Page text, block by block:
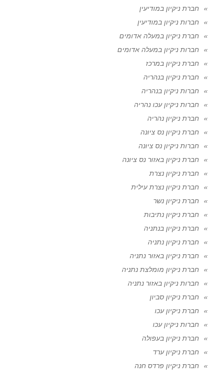
חברת ניקיון במודיעין
חברות ניקיון במודיעין
חברת ניקיון במעלה אדומים
חברות ניקיון במעלה אדומים
חברת ניקיון במרכז
חברת ניקיון בנהריה
חברות ניקיון בנהריה
חברות ניקיון עכו נהריה
חברת ניקיון נהריה
חברת ניקיון נס ציונה
חברות ניקיון נס ציונה
חברת ניקיון באזור נס ציונה
חברת ניקיון נצרת
חברת ניקיון נצרת עילית
חברת ניקיון נשר
חברת ניקיון נתיבות
חברת ניקיון בנתניה
חברת ניקיון נתניה
חברת ניקיון באזור נתניה
חברת ניקיון מומלצת נתניה
חברות ניקיון באזור נתניה
חברת ניקיון סביון
חברת ניקיון עכו
חברות ניקיון עכו
חברת ניקיון בעפולה
חברת ניקיון ערד
חברת ניקיון פרדס חנה